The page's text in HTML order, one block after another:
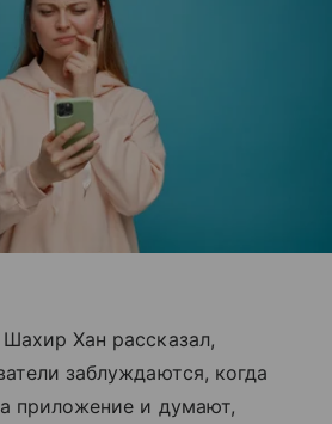
Хан рассказал,
заблуждаются, когда
приложение и думают,